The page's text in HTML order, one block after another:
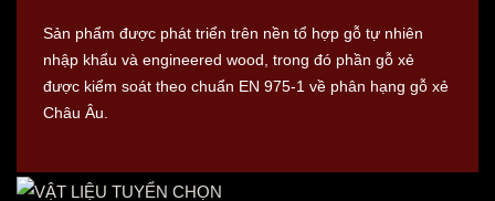
Sản phẩm được phát triển trên nền tổ hợp gỗ tự nhiên
nhập khẩu và engineered wood, trong đó phần gỗ xẻ
được kiểm soát theo chuẩn EN 975-1 về phân hạng gỗ xẻ
Châu Âu.